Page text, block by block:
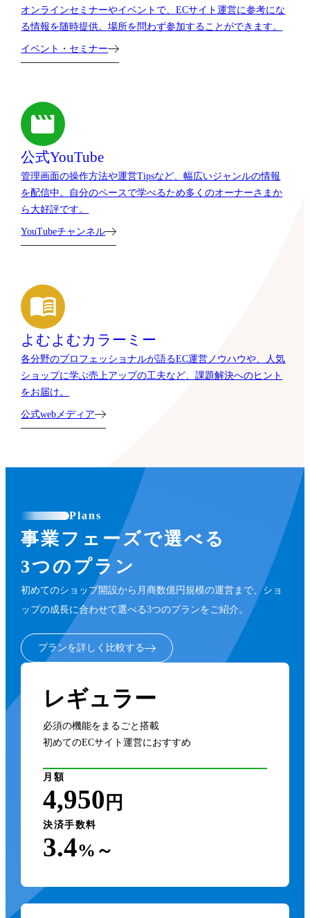
オンラインセミナーやイベントで、ECサイト運営に参考にな
る情報を随時提供。場所を問わず参加することができます。
イベント・セミナー
公式YouTube
管理画面の操作方法や運営Tipsなど、幅広いジャンルの情報
を配信中。自分のペースで学べるため多くのオーナーさまか
ら大好評です。
YouTubeチャンネル
よむよむカラーミー
各分野のプロフェッショナルが語るEC運営ノウハウや、人気
ショップに学ぶ売上アップの工夫など、課題解決へのヒント
をお届け。
公式webメディア
Plans
事業フェーズで選べる
3つのプラン
初めてのショップ開設から月商数億円規模の運営まで、ショ
ップの成長に合わせて選べる3つのプランをご紹介。
プランを詳しく比較する
レギュラー
必須の機能をまるごと搭載
初めてのECサイト運営におすすめ
月額
4,950 円
決済手数料
3.4%～